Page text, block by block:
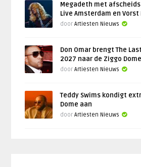
Megadeth met
Live Amsterdam en
doorArtiesten Nieuws
Don Omar brengt The
2027 naar de Ziggo Dome
doorArtiesten Nieuws
Teddy Swims kondigt
Dome aan
doorArtiesten Nieuws